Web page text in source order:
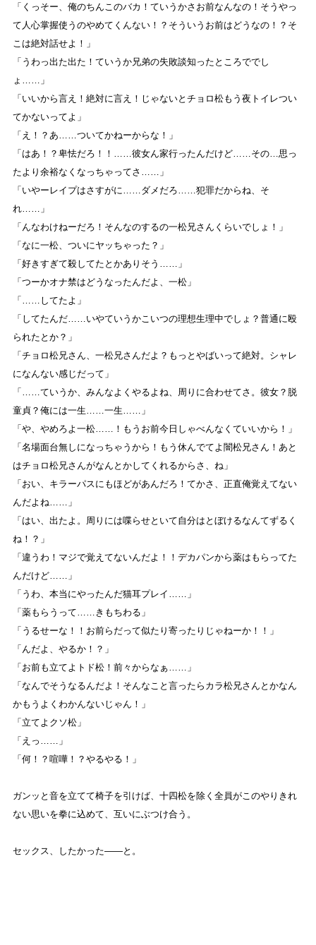
「くっそー、俺のちんこのバカ！ていうかさお前なんなの！そうやっ
て人心掌握使うのやめてくんない！？そういうお前はどうなの！？そ
こは絶対話せよ！」
「うわっ出た出た！ていうか兄弟の失敗談知ったところででし
ょ……」
「いいから言え！絶対に言え！じゃないとチョロ松もう夜トイレつい
てかないってよ」
「え！？あ……ついてかねーからな！」
「はあ！？卑怯だろ！！……彼女ん家行ったんだけど……その…思っ
たより余裕なくなっちゃってさ……」
「いやーレイプはさすがに……ダメだろ……犯罪だからね、そ
れ……」
「んなわけねーだろ！そんなのするの一松兄さんくらいでしょ！」
「なに一松、ついにヤッちゃった？」
「好きすぎて殺してたとかありそう……」
「つーかオナ禁はどうなったんだよ、一松」
「……してたよ」
「してたんだ……いやていうかこいつの理想生理中でしょ？普通に殴
られたとか？」
「チョロ松兄さん、一松兄さんだよ？もっとやばいって絶対。シャレ
になんない感じだって」
「……ていうか、みんなよくやるよね、周りに合わせてさ。彼女？脱
童貞？俺には一生……一生……」
「や、やめろよ一松……！もうお前今日しゃべんなくていいから！」
「名場面台無しになっちゃうから！もう休んでてよ闇松兄さん！あと
はチョロ松兄さんがなんとかしてくれるからさ、ね」
「おい、キラーパスにもほどがあんだろ！てかさ、正直俺覚えてない
んだよね……」
「はい、出たよ。周りには喋らせといて自分はとぼけるなんてずるく
ね！？」
「違うわ！マジで覚えてないんだよ！！デカパンから薬はもらってた
んだけど……」
「うわ、本当にやったんだ猫耳プレイ……」
「薬もらうって……きもちわる」
「うるせーな！！お前らだって似たり寄ったりじゃねーか！！」
「んだよ、やるか！？」
「お前も立てよトド松！前々からなぁ……」
「なんでそうなるんだよ！そんなこと言ったらカラ松兄さんとかなん
かもうよくわかんないじゃん！」
「立てよクソ松」
「えっ……」
「何！？喧嘩！？やるやる！」
ガンッと音を立てて椅子を引けば、十四松を除く全員がこのやりきれ
ない思いを拳に込めて、互いにぶつけ合う。
セックス、したかった――と。